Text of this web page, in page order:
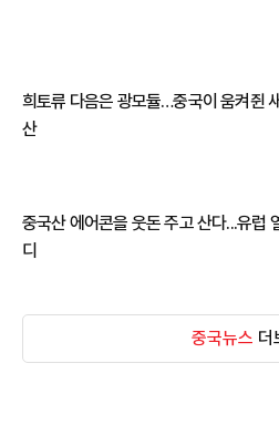
희토류 다음은 광모듈…중국이 움켜쥔
산
중국산 에어콘을 웃돈 주고 산다...유럽
디
중국뉴스 더